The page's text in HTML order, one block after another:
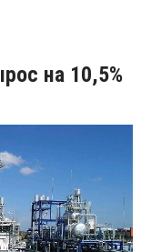
на 10,5%